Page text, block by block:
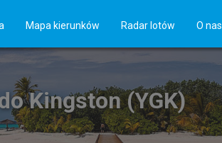
Mapa kierunków Radar lotów O nas
Kingston (YGK)